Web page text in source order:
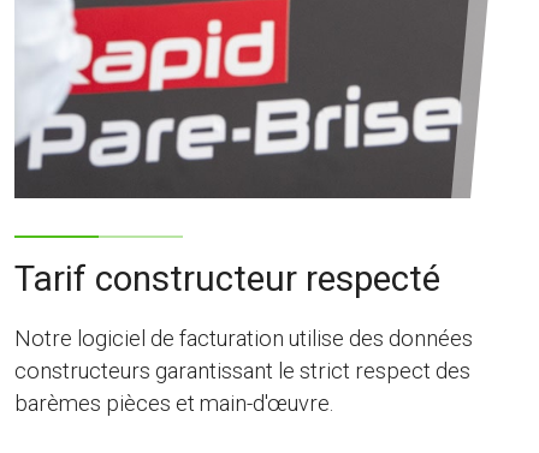
Tarif constructeur respecté
Notre logiciel de facturation utilise des données
constructeurs garantissant le strict respect des
barèmes pièces et main-d'œuvre.